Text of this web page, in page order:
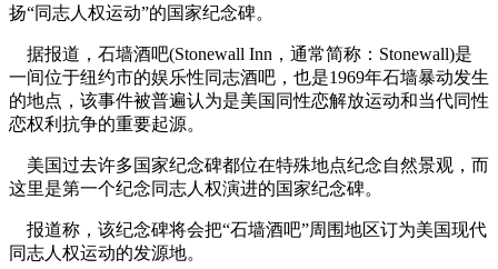
扬“同志人权运动”的国家纪念碑。
据报道，石墙酒吧(Stonewall Inn，通常简称：Stonewall)是
一间位于纽约市的娱乐性同志酒吧，也是1969年石墙暴动发生
的地点，该事件被普遍认为是美国同性恋解放运动和当代同性
恋权利抗争的重要起源。
美国过去许多国家纪念碑都位在特殊地点纪念自然景观，而
这里是第一个纪念同志人权演进的国家纪念碑。
报道称，该纪念碑将会把“石墙酒吧”周围地区订为美国现代
同志人权运动的发源地。